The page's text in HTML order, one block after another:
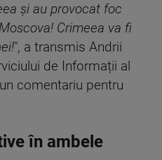
și au provocat foc
Crimeea va fi
", a transmis Andrii
de Informații al
comentariu pentru
în ambele